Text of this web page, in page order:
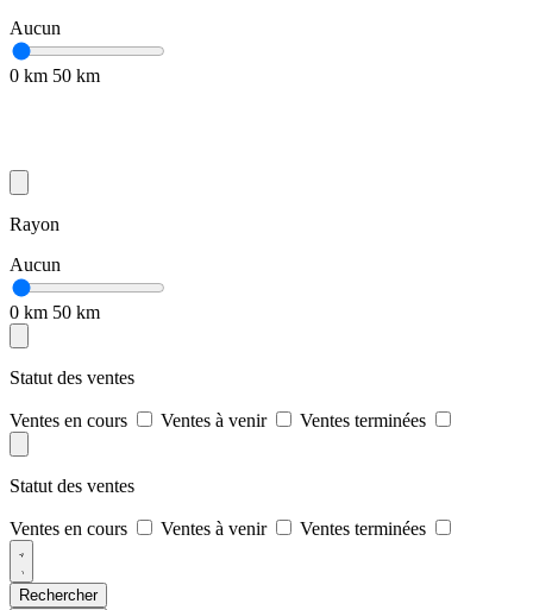
Aucun
0 km 50 km
Rayon
Aucun
0 km 50 km
Statut des ventes
Ventes en cours Ventes à venir Ventes terminées
Statut des ventes
Ventes en cours Ventes à venir Ventes terminées
Rechercher